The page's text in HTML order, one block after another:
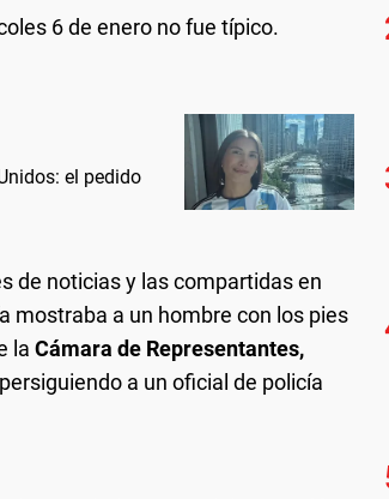
6 de enero no fue típico.
el pedido
de noticias y las compartidas en
mostraba a un hombre con los pies
la Cámara de Representantes,
a un oficial de policía